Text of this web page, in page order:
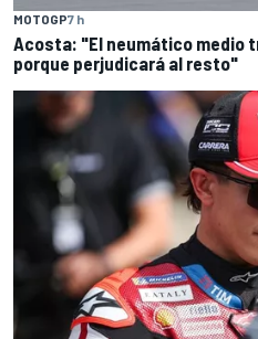
MOTOGP7 h
Acosta: "El neumático medio
porque perjudicará al resto"